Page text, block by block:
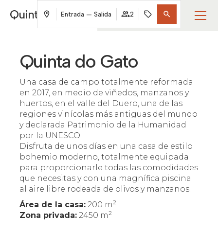
Entrada — Salida 2
Quinta do Gato
PINTAHOUSE
Quinta do Gato
Una casa de campo totalmente reformada
en 2017, en medio de viñedos, manzanos y
huertos, en el valle del Duero, una de las
regiones vinícolas más antiguas del mundo
y declarada Patrimonio de la Humanidad
por la UNESCO.
Disfruta de unos días en una casa de estilo
bohemio moderno, totalmente equipada
para proporcionarle todas las comodidades
que necesitas y con una magnífica piscina
al aire libre rodeada de olivos y manzanos.
Área de la casa: 200 m2
Zona privada: 2450 m2